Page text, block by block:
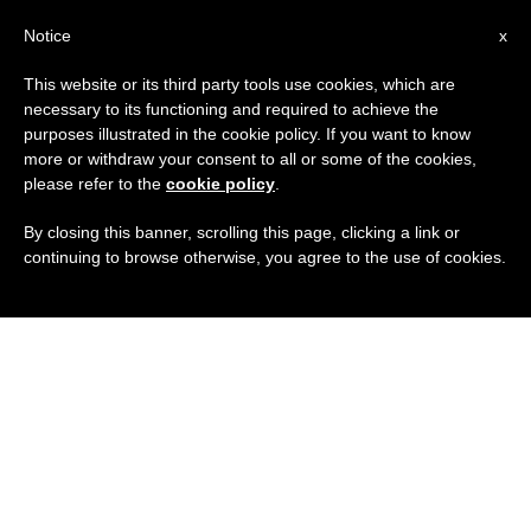
x
Notice
This website or its third party tools use cookies, which are
necessary to its functioning and required to achieve the
purposes illustrated in the cookie policy. If you want to know
more or withdraw your consent to all or some of the cookies,
please refer to the cookie policy
By closing this banner, scrolling this page, clicking a link or
continuing to browse otherwise, you agree to the use of cookies.